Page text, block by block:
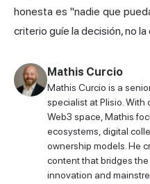
honesta es "nadie que
criterio guíe la decisión, no la
Mathis Curcio
Mathis Curcio is a
specialist at Plisio. With
Web3 space, Mathis
ecosystems, digital
ownership models. He
content that bridges
innovation and